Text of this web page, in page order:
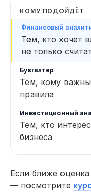
КОМУ ПОДОЙДЁТ
Тем, кто хочет
не только
Тем, кому
правила
Тем, кто
бизнеса
Если ближе
— посмотрите